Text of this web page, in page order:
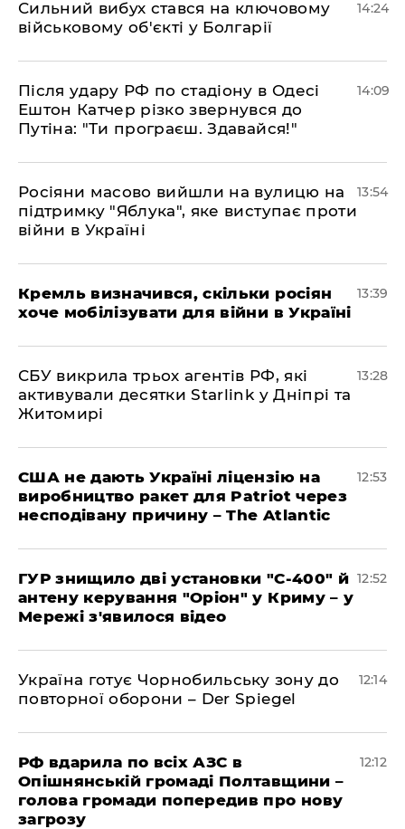
Сильний вибух стався на ключовому
військовому об'єкті у Болгарії
14:24
Після удару РФ по стадіону в Одесі
Ештон Катчер різко звернувся до
Путіна: "Ти програєш. Здавайся!"
14:09
Росіяни масово вийшли на вулицю на
підтримку "Яблука", яке виступає проти
війни в Україні
13:54
Кремль визначився, скільки росіян
хоче мобілізувати для війни в Україні
13:39
СБУ викрила трьох агентів РФ, які
активували десятки Starlink у Дніпрі та
Житомирі
13:28
США не дають Україні ліцензію на
виробництво ракет для Patriot через
несподівану причину – The Atlantic
12:53
ГУР знищило дві установки "С-400" й
антену керування "Оріон" у Криму – у
Мережі з'явилося відео
12:52
Україна готує Чорнобильську зону до
повторної оборони – Der Spiegel
12:14
РФ вдарила по всіх АЗС в
Опішнянській громаді Полтавщини –
голова громади попередив про нову
загрозу
12:12